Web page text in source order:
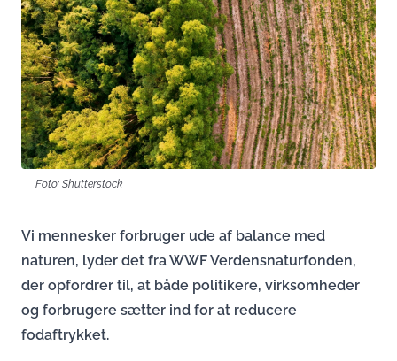
Foto: Shutterstock
Vi mennesker forbruger ude af balance med
naturen, lyder det fra WWF Verdensnaturfonden,
der opfordrer til, at både politikere, virksomheder
og forbrugere sætter ind for at reducere
fodaftrykket.